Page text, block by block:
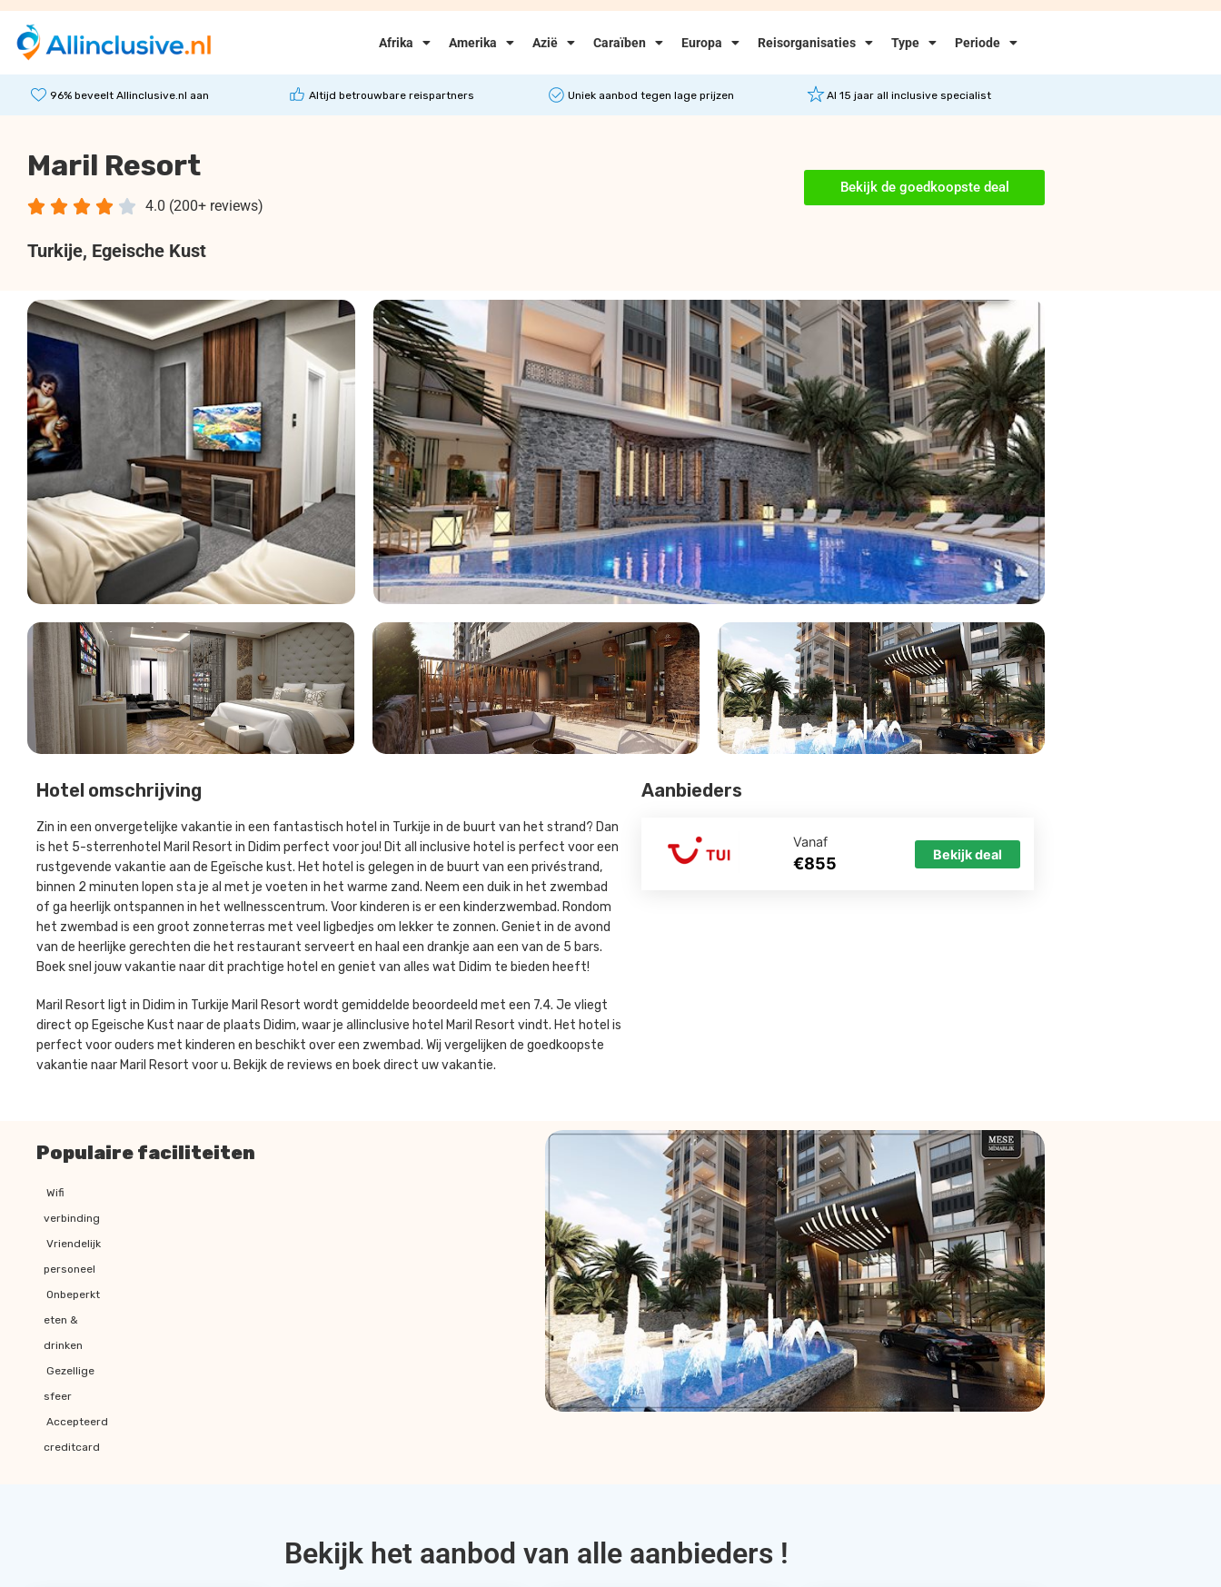
Afrika Amerika Azië Caraïben Europa Reisorganisaties Type Periode
96% beveelt Allinclusive.nl aan Altijd betrouwbare reispartners Uniek aanbod tegen lage prijzen Al 15 jaar all inclusive specialist
Maril Resort
4.0 (200+ reviews)
    
Turkije, Egeische Kust
Bekijk de goedkoopste deal
Hotel omschrijving
Zin in een onvergetelijke vakantie in een fantastisch hotel in Turkije in de buurt van het strand? Dan
is het 5-sterrenhotel Maril Resort in Didim perfect voor jou! Dit all inclusive hotel is perfect voor een
rustgevende vakantie aan de Egeïsche kust. Het hotel is gelegen in de buurt van een privéstrand,
binnen 2 minuten lopen sta je al met je voeten in het warme zand. Neem een duik in het zwembad
of ga heerlijk ontspannen in het wellnesscentrum. Voor kinderen is er een kinderzwembad. Rondom
het zwembad is een groot zonneterras met veel ligbedjes om lekker te zonnen. Geniet in de avond
van de heerlijke gerechten die het restaurant serveert en haal een drankje aan een van de 5 bars.
Boek snel jouw vakantie naar dit prachtige hotel en geniet van alles wat Didim te bieden heeft!
Maril Resort ligt in Didim in Turkije Maril Resort wordt gemiddelde beoordeeld met een 7.4. Je vliegt
direct op Egeische Kust naar de plaats Didim, waar je allinclusive hotel Maril Resort vindt. Het hotel is
perfect voor ouders met kinderen en beschikt over een zwembad. Wij vergelijken de goedkoopste
vakantie naar Maril Resort voor u. Bekijk de reviews en boek direct uw vakantie.
Aanbieders
Vanaf
€855 Bekijk deal
Populaire faciliteiten
Wifi
verbinding
Vriendelijk
personeel
Onbeperkt
eten &
drinken
Gezellige
sfeer
Accepteerd
creditcard
Bekijk het aanbod van alle aanbieders !